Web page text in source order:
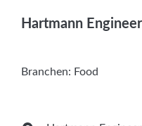
Hartmann
Branchen: Food